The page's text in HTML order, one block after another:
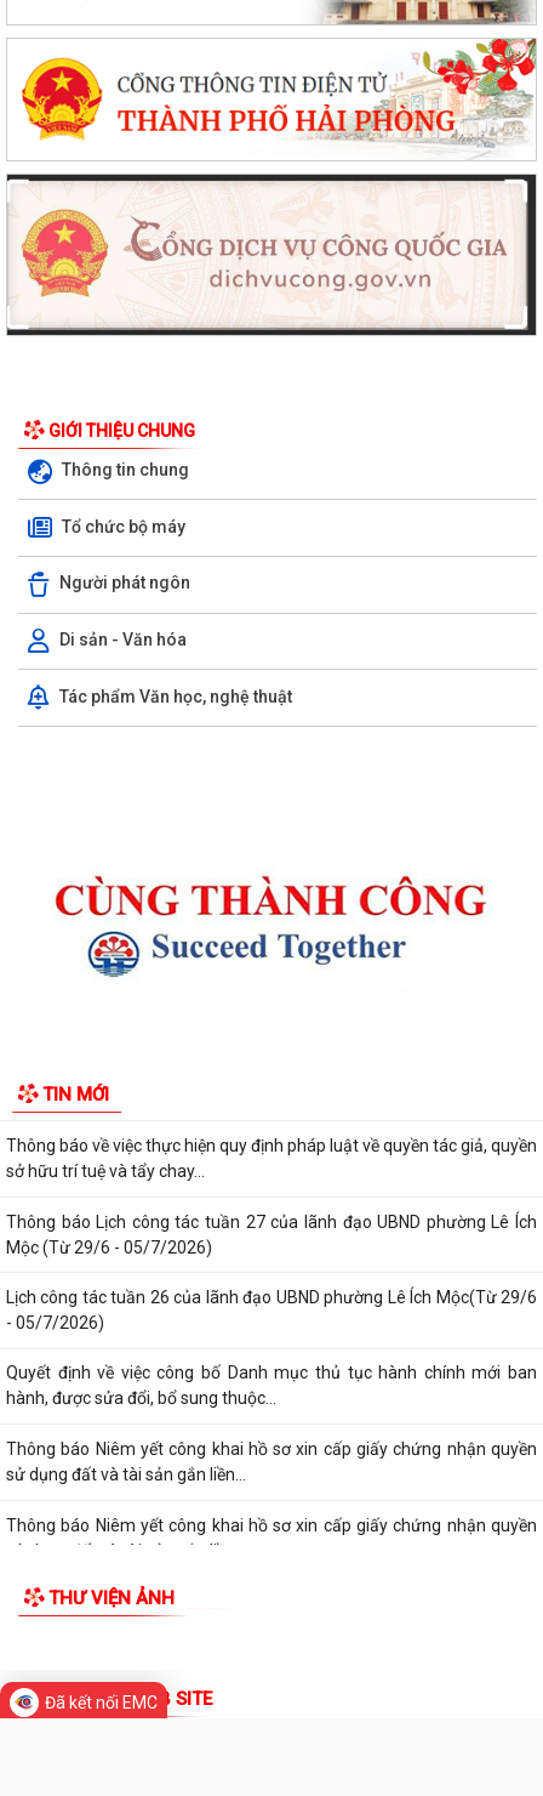
GIỚI THIỆU CHUNG
Thông tin chung
Tổ chức bộ máy
Người phát ngôn
Di sản - Văn hóa
Tác phẩm Văn học, nghệ thuật
TIN MỚI
HĐND phường khoá II, nhiệm kỳ 2026...
Thông báo Lịch công tác tuần 31 của lãnh đạo UBND phường Lê Ích
Mộc (Từ 27/7 - 02/8/2026)
Thông báo về việc cảnh giác với các hành vi giả mạo cơ quan nhà nước
để lừa đảo chiếm đoạt tài sản...
Thông báo lịch công tác tuần 30 của lãnh đạo UBND Phường Lê Ích
Mộc (Từ 20/7 - 26/7/2026)
Thông báo về việc niêm yết công khai kết quả xét duyệt trợ cấp đối
tượng bảo trợ xã hội trên địa...
Thông báo về việc thực hiện quy định pháp luật về quyền tác giả, quyền
sở hữu trí tuệ và tẩy chay...
Thông báo Lịch công tác tuần 27 của lãnh đạo UBND phường Lê Ích
Lịch công tác tuần 26 của lãnh đạo UBND phường Lê Ích Mộc(Từ 29/6
Quyết định về việc công bố Danh mục thủ tục hành chính mới ban
hành, được sửa đổi, bổ sung thuộc...
Đã kết nối EMC